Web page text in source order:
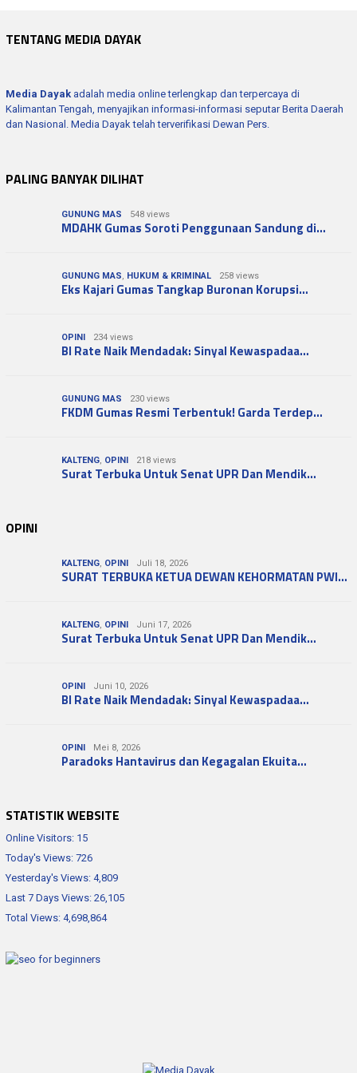
TENTANG MEDIA DAYAK
Media Dayak adalah media online terlengkap dan terpercaya di
Kalimantan Tengah, menyajikan informasi-informasi seputar Berita Daerah
dan Nasional. Media Dayak telah terverifikasi Dewan Pers.
PALING BANYAK DILIHAT
GUNUNG MAS 548 views
MDAHK Gumas Soroti Penggunaan Sandung di…
GUNUNG MAS HUKUM & KRIMINAL 258 views
Eks Kajari Gumas Tangkap Buronan Korupsi…
OPINI 234 views
BI Rate Naik Mendadak: Sinyal Kewaspadaa…
GUNUNG MAS 230 views
FKDM Gumas Resmi Terbentuk! Garda Terdep…
KALTENG OPINI 218 views
Surat Terbuka Untuk Senat UPR Dan Mendik…
OPINI
KALTENG OPINI Juli 18, 2026
SURAT TERBUKA KETUA DEWAN KEHORMATAN PWI…
KALTENG OPINI Juni 17, 2026
Surat Terbuka Untuk Senat UPR Dan Mendik…
OPINI Juni 10, 2026
BI Rate Naik Mendadak: Sinyal Kewaspadaa…
OPINI Mei 8, 2026
Paradoks Hantavirus dan Kegagalan Ekuita…
STATISTIK WEBSITE
Online Visitors: 15
Today's Views: 726
Yesterday's Views: 4,809
Last 7 Days Views: 26,105
Total Views: 4,698,864